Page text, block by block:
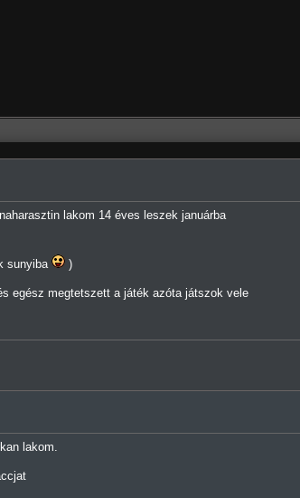
lakom 14 éves leszek januárba
sunyiba
)
egész megtetszett a játék azóta játszok vele
lakom.